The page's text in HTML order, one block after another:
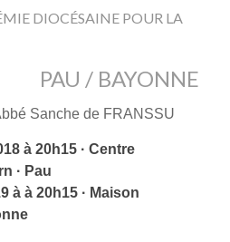
DIOCÉSAINE POUR LA
PAU / BAYONNE
Sanche de FRANSSU
à 20h15 · Centre
· Pau
à à 20h15 · Maison